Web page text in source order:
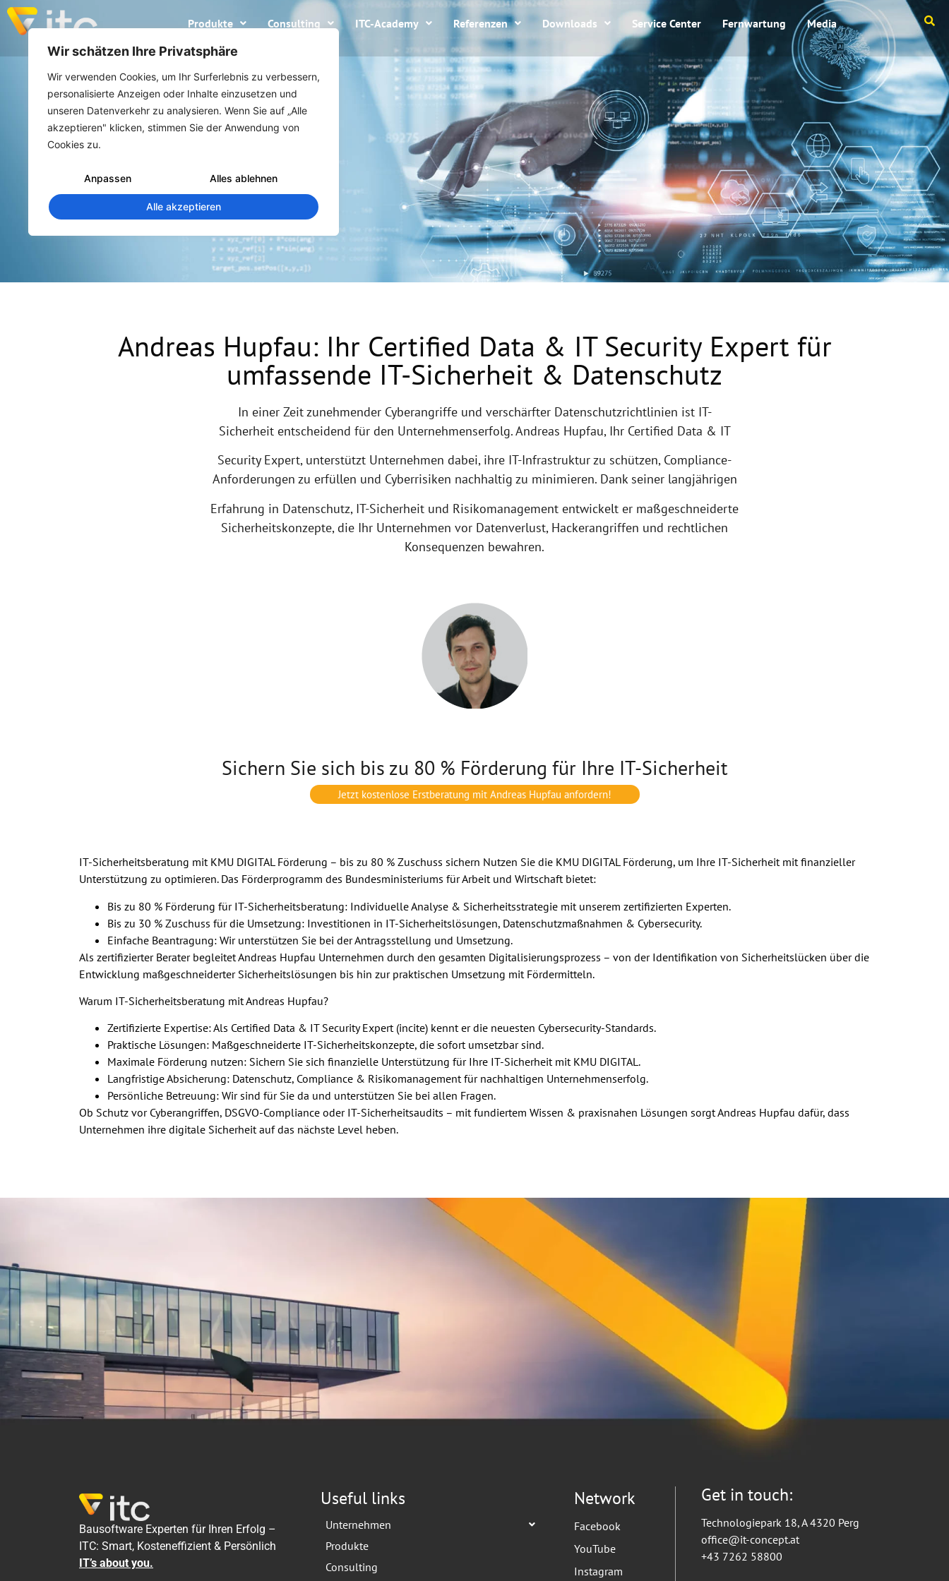
Wir schätzen Ihre Privatsphäre
Wir verwenden Cookies, um Ihr Surferlebnis zu verbessern,
personalisierte Anzeigen oder Inhalte einzusetzen und
unseren Datenverkehr zu analysieren. Wenn Sie auf „Alle
akzeptieren" klicken, stimmen Sie der Anwendung von
Cookies zu.
Anpassen Alles ablehnen
Alle akzeptieren
Produkte Consulting ITC-Academy Referenzen Downloads Service Center Fernwartung Media
Andreas Hupfau: Ihr Certified Data & IT Security Expert für
umfassende IT-Sicherheit & Datenschutz
In einer Zeit zunehmender Cyberangriffe und verschärfter Datenschutzrichtlinien ist IT-
Sicherheit entscheidend für den Unternehmenserfolg. Andreas Hupfau, Ihr Certified Data & IT
Security Expert, unterstützt Unternehmen dabei, ihre IT-Infrastruktur zu schützen, Compliance-
Anforderungen zu erfüllen und Cyberrisiken nachhaltig zu minimieren. Dank seiner langjährigen
Erfahrung in Datenschutz, IT-Sicherheit und Risikomanagement entwickelt er maßgeschneiderte
Sicherheitskonzepte, die Ihr Unternehmen vor Datenverlust, Hackerangriffen und rechtlichen
Konsequenzen bewahren.
Sichern Sie sich bis zu 80 % Förderung für Ihre IT-Sicherheit
Jetzt kostenlose Erstberatung mit Andreas Hupfau anfordern!
IT-Sicherheitsberatung mit KMU DIGITAL Förderung – bis zu 80 % Zuschuss sichern Nutzen Sie die KMU DIGITAL Förderung, um Ihre IT-Sicherheit mit finanzieller
Unterstützung zu optimieren. Das Förderprogramm des Bundesministeriums für Arbeit und Wirtschaft bietet:
Bis zu 80 % Förderung für IT-Sicherheitsberatung: Individuelle Analyse & Sicherheitsstrategie mit unserem zertifizierten Experten.
Bis zu 30 % Zuschuss für die Umsetzung: Investitionen in IT-Sicherheitslösungen, Datenschutzmaßnahmen & Cybersecurity.
Einfache Beantragung: Wir unterstützen Sie bei der Antragsstellung und Umsetzung.
Als zertifizierter Berater begleitet Andreas Hupfau Unternehmen durch den gesamten Digitalisierungsprozess – von der Identifikation von Sicherheitslücken über die
Entwicklung maßgeschneiderter Sicherheitslösungen bis hin zur praktischen Umsetzung mit Fördermitteln.
Warum IT-Sicherheitsberatung mit Andreas Hupfau?
Zertifizierte Expertise: Als Certified Data & IT Security Expert (incite) kennt er die neuesten Cybersecurity-Standards.
Praktische Lösungen: Maßgeschneiderte IT-Sicherheitskonzepte, die sofort umsetzbar sind.
Maximale Förderung nutzen: Sichern Sie sich finanzielle Unterstützung für Ihre IT-Sicherheit mit KMU DIGITAL.
Langfristige Absicherung: Datenschutz, Compliance & Risikomanagement für nachhaltigen Unternehmenserfolg.
Persönliche Betreuung: Wir sind für Sie da und unterstützen Sie bei allen Fragen.
Ob Schutz vor Cyberangriffen, DSGVO-Compliance oder IT-Sicherheitsaudits – mit fundiertem Wissen & praxisnahen Lösungen sorgt Andreas Hupfau dafür, dass
Unternehmen ihre digitale Sicherheit auf das nächste Level heben.
Bausoftware Experten für Ihren Erfolg –
ITC: Smart, Kosteneffizient & Persönlich
IT’s about you.
Useful links
Unternehmen
Produkte
Consulting
Network
Facebook
YouTube
Instagram
Get in touch:
Technologiepark 18, A 4320 Perg
office@it-concept.at
+43 7262 58800